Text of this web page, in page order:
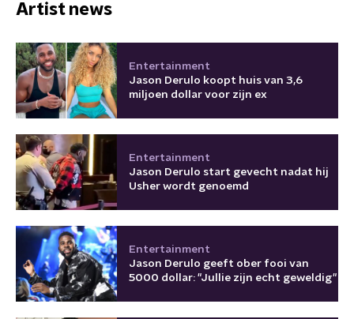
Artist news
Entertainment
Jason Derulo koopt huis van 3,6
miljoen dollar voor zijn ex
Entertainment
Jason Derulo start gevecht nadat hij
Usher wordt genoemd
Entertainment
Jason Derulo geeft ober fooi van
5000 dollar: "Jullie zijn echt geweldig"